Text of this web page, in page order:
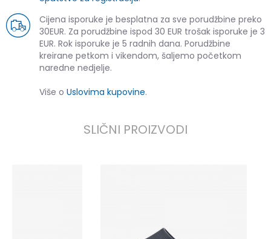
Cijena isporuke je besplatna za sve porudžbine preko
30EUR. Za porudžbine ispod 30 EUR trošak isporuke je 3
EUR. Rok isporuke je 5 radnih dana. Porudžbine
kreirane petkom i vikendom, šaljemo početkom
naredne nedjelje.
Više o Uslovima kupovine.
SLIČNI PROIZVODI